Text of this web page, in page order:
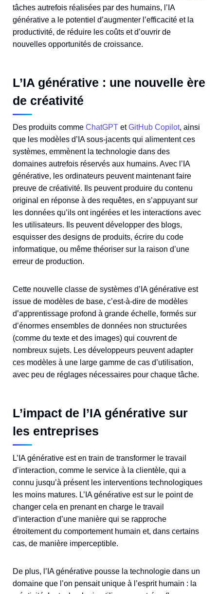
tâches autrefois réalisées par des humains, l’IA
générative a le potentiel d’augmenter l’efficacité et la
productivité, de réduire les coûts et d’ouvrir de
nouvelles opportunités de croissance.
L’IA générative : une nouvelle ère
de créativité
Des produits comme ChatGPT etGitHub Copilot, ainsi
que les modèles d’IA sous-jacents qui alimentent ces
systèmes, emmènent la technologie dans des
domaines autrefois réservés aux humains. Avec l’IA
générative, les ordinateurs peuvent maintenant faire
preuve de créativité. Ils peuvent produire du contenu
original en réponse à des requêtes, en s’appuyant sur
les données qu’ils ont ingérées et les interactions avec
les utilisateurs. Ils peuvent développer des blogs,
esquisser des designs de produits, écrire du code
informatique, ou même théoriser sur la raison d’une
erreur de production.
Cette nouvelle classe de systèmes d’IA générative est
issue de modèles de base, c’est-à-dire de modèles
d’apprentissage profond à grande échelle, formés sur
d’énormes ensembles de données non structurées
(comme du texte et des images) qui couvrent de
nombreux sujets. Les développeurs peuvent adapter
ces modèles à une large gamme de cas d’utilisation,
avec peu de réglages nécessaires pour chaque tâche.
L’impact de l’IA générative sur
les entreprises
L’IA générative est en train de transformer le travail
d’interaction, comme le service à la clientèle, qui a
connu jusqu’à présent les interventions technologiques
les moins matures. L’IA générative est sur le point de
changer cela en prenant en charge le travail
d’interaction d’une manière qui se rapproche
étroitement du comportement humain et, dans certains
cas, de manière imperceptible.
De plus, l’IA générative pousse la technologie dans un
domaine que l’on pensait unique à l’esprit humain : la